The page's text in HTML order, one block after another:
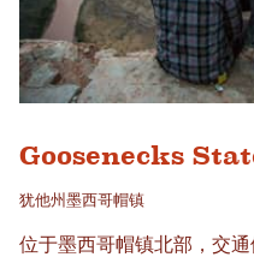
Goosenecks
犹他州墨西哥帽镇
位于墨西哥帽镇北部，交